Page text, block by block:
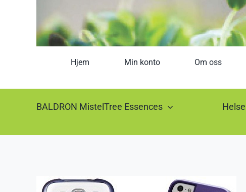
Hjem Min konto Om oss
BALDRON MistelTree Essences Helse